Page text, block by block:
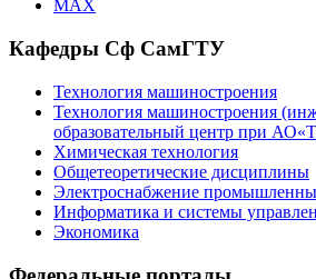
MAX
Кафедры Сф СамГТУ
Технология машиностроения
Технология машиностроения
образовательный центр при
Химическая технология
Общетеоретические дисциплины
Электроснабжение
Информатика и системы
Экономика